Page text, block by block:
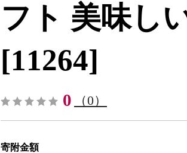
フト 美味し
[11264]
0 （0）
寄附金額